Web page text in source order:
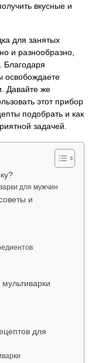
вкусные и
для занятых
и разнообразно,
Благодаря
освобождаете
Давайте же
этот прибор
подобрать и как
задачей.
для мужчин
и
для